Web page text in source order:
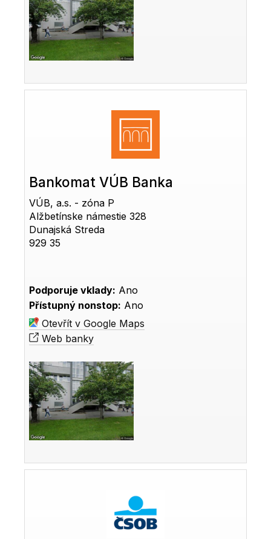
Bankomat VÚB Banka
VÚB, a.s. - zóna P
Alžbetínske námestie 328
Dunajská Streda
929 35
Podporuje vklady: Ano
Přístupný nonstop: Ano
Otevřít v Google Maps
Web banky